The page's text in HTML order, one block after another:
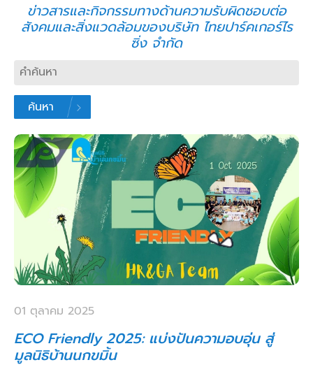
ข่าวสารและกิจกรรมทางด้านความรับผิดชอบต่อ
สังคมและสิ่งแวดล้อมของบริษัท ไทยปาร์คเกอร์ไร
ซิ่ง จำกัด
ค้นหา
01 ตุลาคม 2025
ECO Friendly 2025: แบ่งปันความอบอุ่น สู่
มูลนิธิบ้านนกขมิ้น